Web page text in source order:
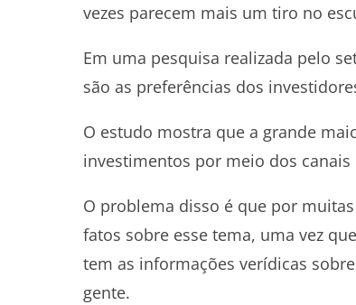
vezes parecem mais um tiro no
Em uma pesquisa realizada pelo
são as preferências dos
O estudo mostra que a grande
investimentos por meio dos
O problema disso é que por
fatos sobre esse tema, uma vez
tem as informações verídicas
gente.